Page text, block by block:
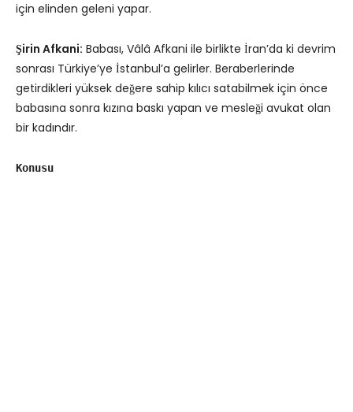
için elinden geleni yapar.
Şirin Afkani: Babası, Vâlâ Afkani ile birlikte İran’da ki devrim
sonrası Türkiye’ye İstanbul’a gelirler. Beraberlerinde
getirdikleri yüksek değere sahip kılıcı satabilmek için önce
babasına sonra kızına baskı yapan ve mesleği avukat olan
bir kadındır.
Konusu